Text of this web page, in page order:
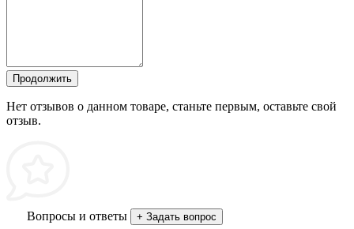
Продолжить
Нет отзывов о данном товаре, станьте первым, оставьте свой
отзыв.
Вопросы и ответы + Задать вопрос